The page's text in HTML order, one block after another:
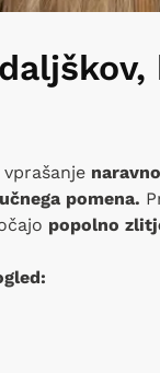
pomena.
popolno